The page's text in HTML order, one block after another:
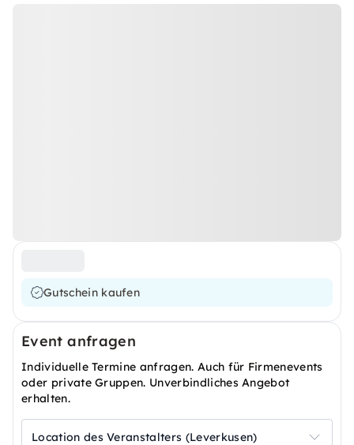
Gutschein kaufen
Event anfragen
Individuelle Termine anfragen. Auch für Firmenevents
oder private Gruppen. Unverbindliches Angebot
erhalten.
Location des Veranstalters (Leverkusen)